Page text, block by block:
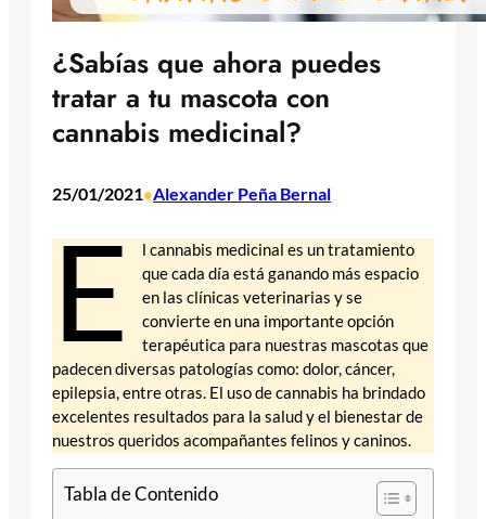
¿Sabías que ahora puedes
tratar a tu mascota con
cannabis medicinal?
25/01/2021•Alexander Peña Bernal
E
l cannabis medicinal es un tratamiento
que cada día está ganando más espacio
en las clínicas veterinarias y se
convierte en una importante opción
terapéutica para nuestras mascotas que
padecen diversas patologías como: dolor, cáncer,
epilepsia, entre otras. El uso de cannabis ha brindado
excelentes resultados para la salud y el bienestar de
nuestros queridos acompañantes felinos y caninos.
Tabla de Contenido